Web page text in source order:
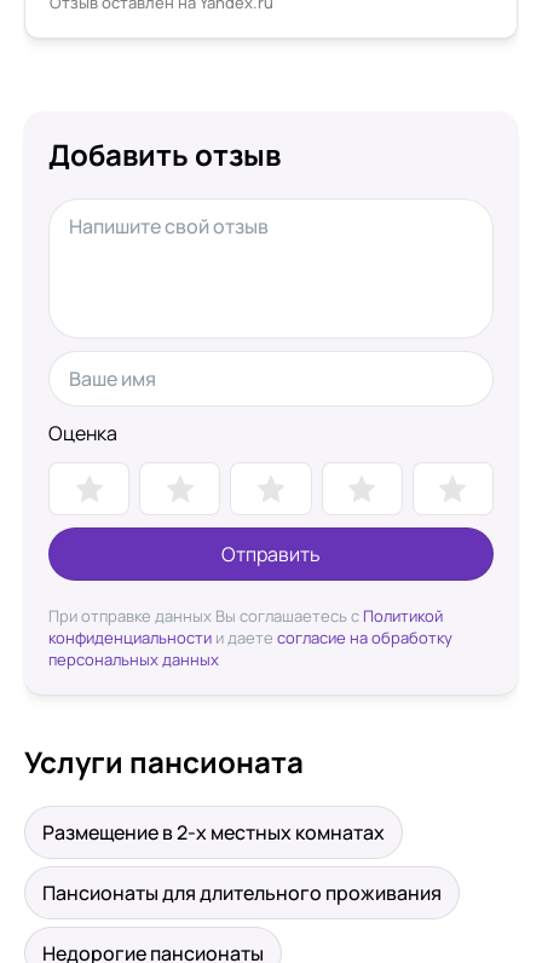
Добавить отзыв
Оценка
Отправить
При отправке данных Вы соглашаетесь с Политикой
конфиденциальности и даете согласие на обработку
персональных данных
Услуги пансионата
Размещение в 2-х местных комнатах
Пансионаты для длительного проживания
Недорогие пансионаты